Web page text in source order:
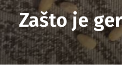
Zašto je